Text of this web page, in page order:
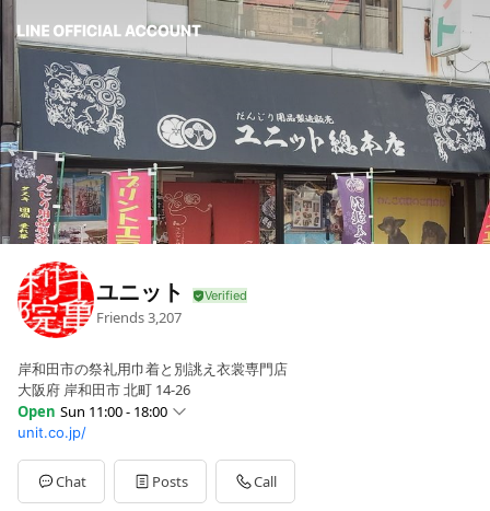
ユニット
Friends3,207
岸和田市の祭礼用巾着と別誂え衣裳専門店
大阪府 岸和田市 北町 14-26
Open Sun 11:00 - 18:00
Sun11:00 - 18:00
Mon00:00 - 00:00
Tue00:00 - 00:00
Wed00:00 - 00:00
unit.co.jp/
Chat Posts Call